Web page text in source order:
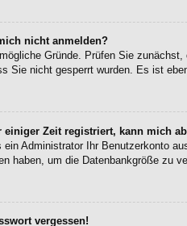
nicht anmelden?
Gründe. Prüfen Sie
Sie nicht gesperrt wurden. Es ist
einiger Zeit registriert, kann mich
Administrator Ihr Benutzerkonto
haben, um die Datenbankgröße zu
vergessen!